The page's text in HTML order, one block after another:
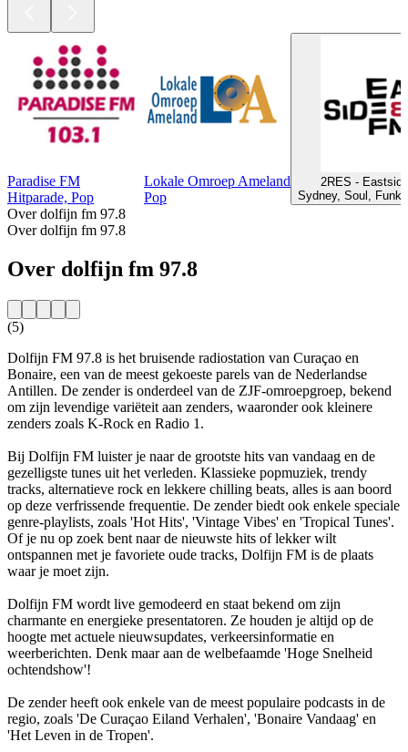
Paradise FM
Hitparade, Pop
Lokale Omroep Ameland
Pop
2RES -
Sydney, Soul,
Over dolfijn fm 97.8
Over dolfijn fm 97.8
Over dolfijn fm 97.8
(5)
Dolfijn FM 97.8 is het bruisende radiostation van Curaçao en
Bonaire, een van de meest gekoeste parels van de Nederlandse
Antillen. De zender is onderdeel van de ZJF-omroepgroep, bekend
om zijn levendige variëteit aan zenders, waaronder ook kleinere
zenders zoals K-Rock en Radio 1.
Bij Dolfijn FM luister je naar de grootste hits van vandaag en de
gezelligste tunes uit het verleden. Klassieke popmuziek, trendy
tracks, alternatieve rock en lekkere chilling beats, alles is aan boord
op deze verfrissende frequentie. De zender biedt ook enkele speciale
genre-playlists, zoals 'Hot Hits', 'Vintage Vibes' en 'Tropical Tunes'.
Of je nu op zoek bent naar de nieuwste hits of lekker wilt
ontspannen met je favoriete oude tracks, Dolfijn FM is de plaats
waar je moet zijn.
Dolfijn FM wordt live gemodeerd en staat bekend om zijn
charmante en energieke presentatoren. Ze houden je altijd op de
hoogte met actuele nieuwsupdates, verkeersinformatie en
weerberichten. Denk maar aan de welbefaamde 'Hoge Snelheid
ochtendshow'!
De zender heeft ook enkele van de meest populaire podcasts in de
regio, zoals 'De Curaçao Eiland Verhalen', 'Bonaire Vandaag' en
'Het Leven in de Tropen'.